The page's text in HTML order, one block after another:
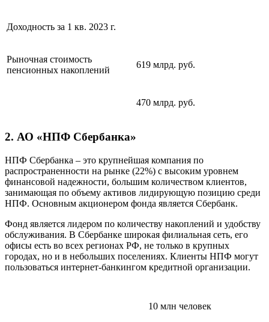
Доходность за 1 кв. 2023 г.
Рыночная стоимость
пенсионных накоплений
619 млрд. руб.
470 млрд. руб.
2. АО «НПФ Сбербанка»
НПФ Сбербанка – это крупнейшая компания по
распространенности на рынке (22%) с высоким уровнем
финансовой надежности, большим количеством клиентов,
занимающая по объему активов лидирующую позицию среди
НПФ. Основным акционером фонда является Сбербанк.
Фонд является лидером по количеству накоплений и удобству
обслуживания. В Сбербанке широкая филиальная сеть, его
офисы есть во всех регионах РФ, не только в крупных
городах, но и в небольших поселениях. Клиенты НПФ могут
пользоваться интернет-банкингом кредитной организации.
10 млн человек